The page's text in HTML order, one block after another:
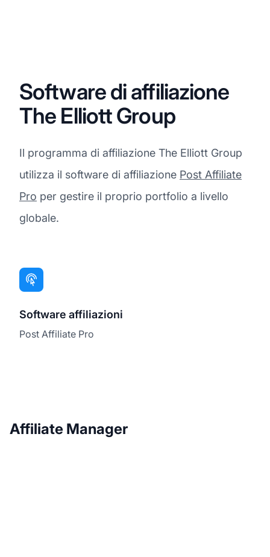
Software di affiliazione
The Elliott Group
Il programma di affiliazione The Elliott Group
utilizza il software di affiliazione Post Affiliate
Pro per gestire il proprio portfolio a livello
globale.
Software affiliazioni
Post Affiliate Pro
Affiliate Manager